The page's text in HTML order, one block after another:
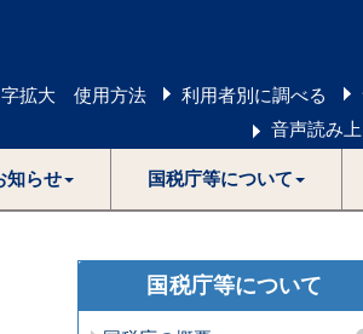
字拡大 使用方法 利用者別に調べる
音声読み
知らせ 国税庁等について
国税庁等について